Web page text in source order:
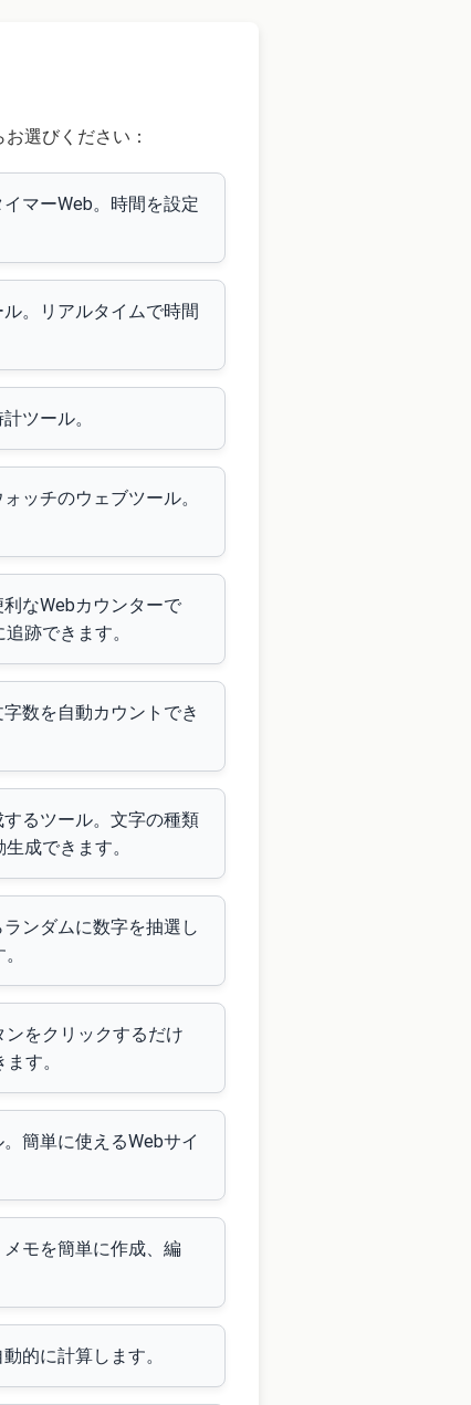
選びください：
マーWeb。時間を設定
。リアルタイムで時間
ツール。
ッチのウェブツール。
なWebカウンターで
跡できます。
数を自動カウントでき
るツール。文字の種類
成できます。
ンダムに数字を抽選し
をクリックするだけ
す。
簡単に使えるWebサイ
モを簡単に作成、編
的に計算します。